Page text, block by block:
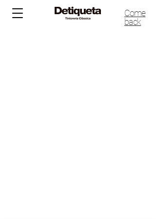
Come
back